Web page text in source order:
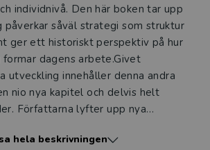
gäller relevanta produkter för din
och ämne) och dig som är verksam i
kontakta vårkundserviceom du
eller har frågor om
kan beställas av lärare på universitet
det gäller tjänsteexemplar av en
kurslista hänvisar vi till din
individnivå. Den här boken tar upp
påverkar såväl strategi som struktur
ger ett historiskt perspektiv på hur
dagens arbete.Givet
utveckling innehåller denna andra
nio nya kapitel och delvis helt
Författarna lyfter upp nya
och visar hur dessa bör
hela beskrivningen